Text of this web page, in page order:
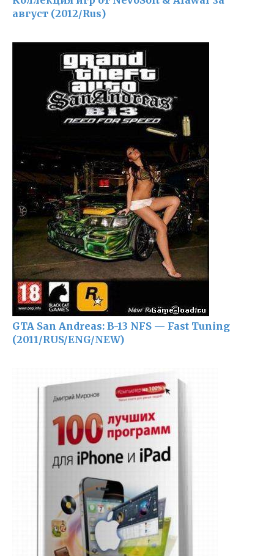
август (2012/Rus)
GTA San Andreas: B-13 NFS — Fast Tuning
(2011/RUS/ENG/NEW)